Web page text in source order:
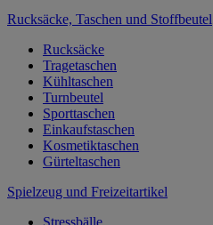
Rucksäcke, Taschen und Stoffbeutel
Rucksäcke
Tragetaschen
Kühltaschen
Turnbeutel
Sporttaschen
Einkaufstaschen
Kosmetiktaschen
Gürteltaschen
Spielzeug und Freizeitartikel